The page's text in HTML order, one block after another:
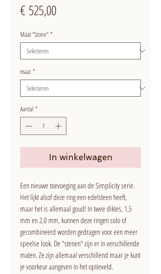
€ 525,00Prijs
Maat "Stone" *
maat *
Aantal *
In winkelwagen
Een nieuwe toevoeging aan de Simplicity serie.
Het lijkt alsof deze ring een edelsteen heeft,
maar het is allemaal goud! In twee diktes, 1,5
mm en 2,0 mm, kunnen deze ringen solo of
gecombineerd worden gedragen voor een meer
speelse look. De "stenen" zijn er in verschillende
maten. Ze zijn allemaal verschillend maar je kunt
je voorkeur aangeven in het optieveld.